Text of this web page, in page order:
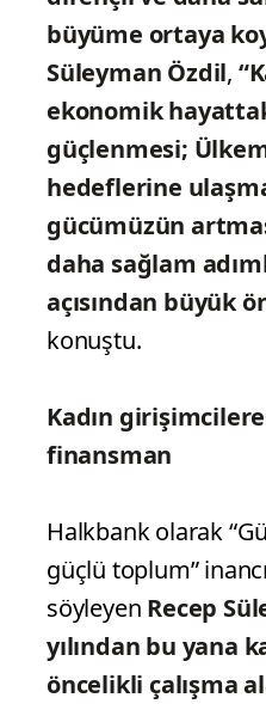
büyüme ortaya
Süleyman Özdil,
ekonomik
güçlenmesi;
hedeflerine
gücümüzün
daha sağlam
açısından büyük
konuştu.
Kadın
finansman
Halkbank olarak
güçlü toplum”
söyleyen Recep
yılından bu yana
öncelikli çalışma